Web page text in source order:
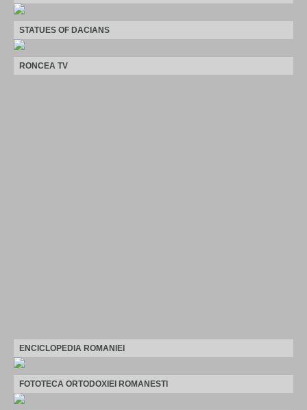
STATUES OF DACIANS
RONCEA TV
ENCICLOPEDIA ROMANIEI
FOTOTECA ORTODOXIEI ROMANESTI